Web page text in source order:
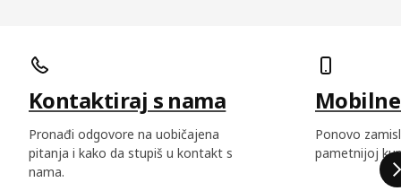
Kontaktiraj s nama
Pronađi odgovore na uobičajena
pitanja i kako da stupiš u kontakt s
nama.
Ponovo
pametnijoj